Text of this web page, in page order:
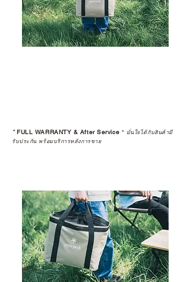
*FULL WARRANTY & After Service * มั่นใจได้กับสินค้ามี
รับประกัน พร้อมบริการหลังการขาย